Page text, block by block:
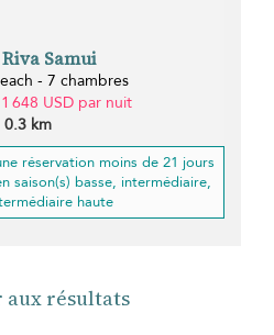
Samui
- 7 chambres
648 USD par nuit
0.3 km
réservation moins de 21 jours
saison(s) basse, intermédiaire,
haute
aux résultats